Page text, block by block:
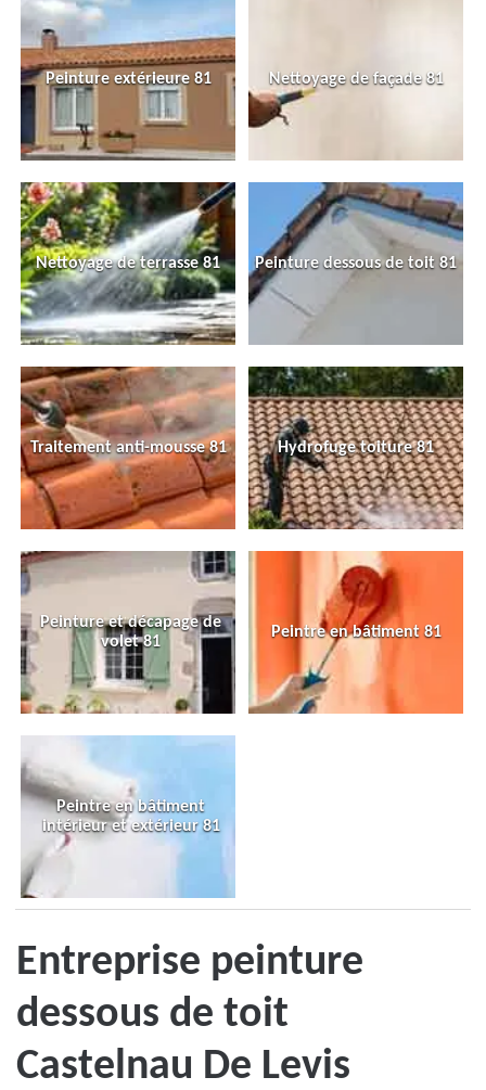
Peinture extérieure 81 Nettoyage de façade 81
Nettoyage de terrasse 81 Peinture dessous de toit 81
Traitement anti-mousse 81 Hydrofuge toiture 81
Peinture et décapage de
volet 81
Peintre en bâtiment 81
Peintre en bâtiment
intérieur et extérieur 81
Entreprise peinture
dessous de toit
Castelnau De Levis